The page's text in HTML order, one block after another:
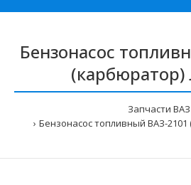
Бензонасос
Запчасти ВАЗ
Бензонасос топливный ВАЗ-